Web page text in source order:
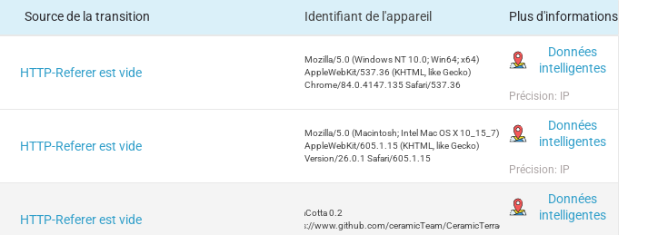
Source de la transition Identifiant de l'appareil Plus d'informations
HTTP-Referer est vide
Mozilla/5.0 (Windows NT 10.0; Win64; x64)
AppleWebKit/537.36 (KHTML, like Gecko)
Chrome/84.0.4147.135 Safari/537.36
Données
intelligentes
Précision: IP
HTTP-Referer est vide
Mozilla/5.0 (Macintosh; Intel Mac OS X 10_15_7)
AppleWebKit/605.1.15 (KHTML, like Gecko)
Version/26.0.1 Safari/605.1.15
Données
intelligentes
Précision: IP
HTTP-Referer est vide
TerraCotta 0.2
https://www.github.com/ceramicTeam/CeramicTerracotta
Données
intelligentes